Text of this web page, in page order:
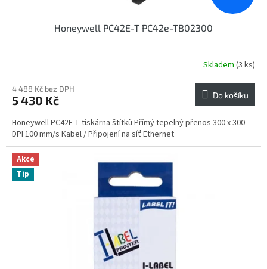
Honeywell PC42E-T PC42e-TB02300
Skladem (3 ks)
4 488 Kč bez DPH
5 430 Kč Do košíku
Honeywell PC42E-T tiskárna štítků Přímý tepelný přenos 300 x 300
DPI 100 mm/s Kabel / Připojení na síť Ethernet
Akce
Tip